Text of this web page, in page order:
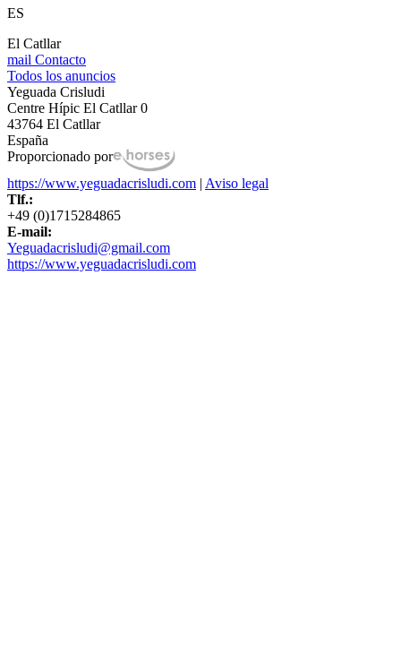
ES
El Catllar
mail Contacto
Todos los anuncios
Yeguada Crisludi
Centre Hípic El Catllar 0
43764 El Catllar
España
Proporcionado por
https://www.yeguadacrisludi.com | Aviso legal
Tlf.:
+49 (0)1715284865
E-mail:
Yeguadacrisludi@gmail.com
https://www.yeguadacrisludi.com